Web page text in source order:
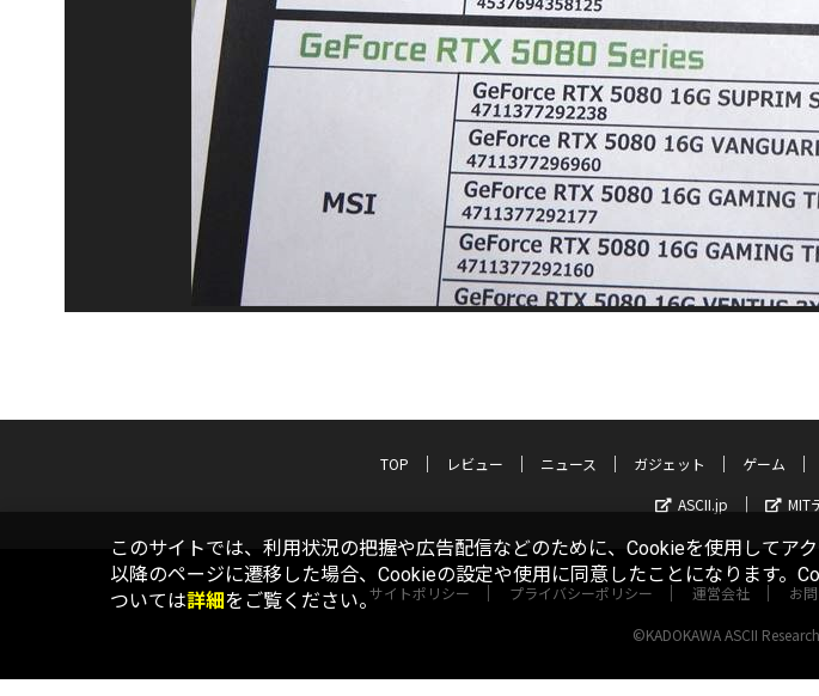
TOP レビュー ニュース ガジェット ゲーム
ASCII.jp
MIT
サイトポリシー プライバシーポリシー 運営会社 お
©KADOKAWA ASCII
このサイトでは、利用状況の把握や広告配信などのために、Cookieを使用してア
以降のページに遷移した場合、Cookieの設定や使用に同意したことになります。
ついては詳細をご覧ください。